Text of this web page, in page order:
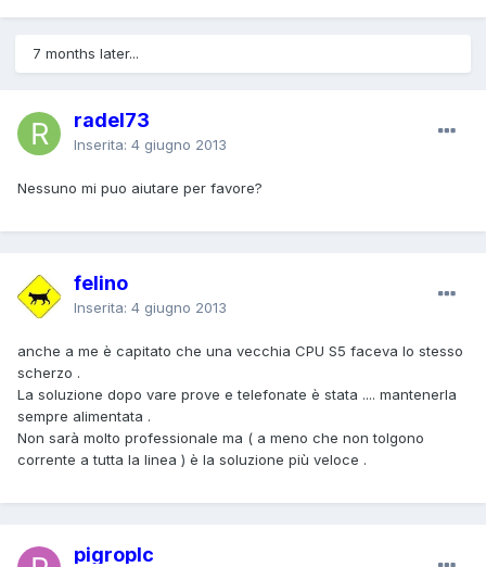
7 months later...
radel73
Inserita: 4 giugno 2013
Nessuno mi puo aiutare per favore?
felino
Inserita: 4 giugno 2013
anche a me è capitato che una vecchia CPU S5 faceva lo stesso
scherzo .
La soluzione dopo vare prove e telefonate è stata .... mantenerla
sempre alimentata .
Non sarà molto professionale ma ( a meno che non tolgono
corrente a tutta la linea ) è la soluzione più veloce .
pigroplc